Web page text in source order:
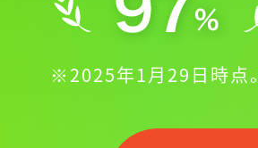
※2025年1月29日時点。